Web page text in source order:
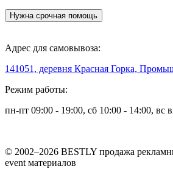
Нужна срочная помощь
Адрес для самовывоза:
141051, деревня Красная Горка,
Режим работы:
пн-пт 09:00 - 19:00, сб 10:00 - 14:00, вс
© 2002–2026 BESTLY продажа
event материалов